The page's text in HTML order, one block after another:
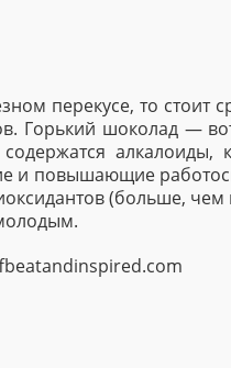
перекусе, то стоит
Горький шоколад —
и повышающие
(больше,